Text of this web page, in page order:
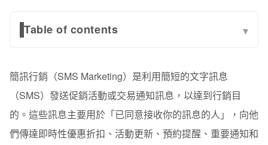
Table of contents ▾
事前準備 2：簡訊網域白名單申請
事前準備 3：整理會員名單
Step 1：建立活動
簡訊行銷（SMS Marketing）是利用簡短的文字訊息
（SMS）發送促銷活動或交易通知訊息，以達到行銷目
的。這些訊息主要用於「已同意接收你的訊息的人」，向他
們傳達即時性優惠折扣、活動更新、預約提醒、重要通知和